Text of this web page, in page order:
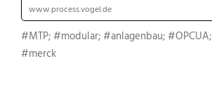
www.process.vogel.de
#MTP;#modular;#anlagenbau;#OPCUA;
#merck